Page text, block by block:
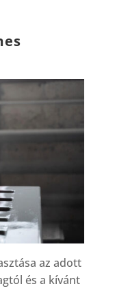
az adott
és a kívánt